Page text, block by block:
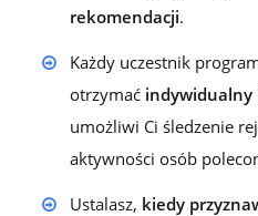
rekomendacji.
Każdy uczestnik
otrzymać indywidualny
umożliwi Ci śledzenie
aktywności osób
Ustalasz, kiedy